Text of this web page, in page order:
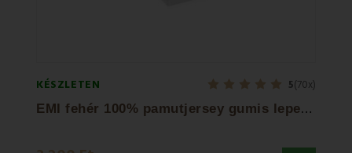
KÉSZLETEN 5(70x)
E
MI fehér 100% pamutjersey gumis lepedő